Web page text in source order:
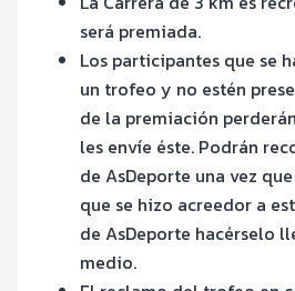
será premiada.
Los participantes que se
un trofeo y no estén
de la premiación
les envíe éste. Podrán
de AsDeporte una vez
que se hizo acreedor a
de AsDeporte hacérselo
medio.